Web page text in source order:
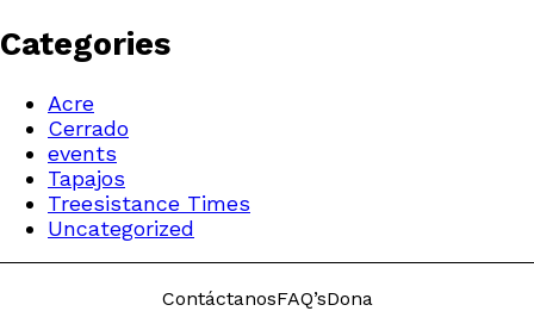
Categories
Acre
Cerrado
events
Tapajos
Treesistance Times
Uncategorized
ContáctanosFAQ’sDona